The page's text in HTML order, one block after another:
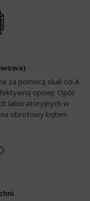
za pomocą skali od A
oponę. Opór
laboratoryjnych w
obrotowy bęben